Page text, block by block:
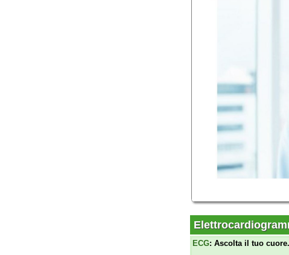
Elettrocardiogramma
: Ascolta il tuo cuore. Noi
Un piccolo gesto, un'informazione
veloce che rivela il linguaggio
il funzionamento del tuo organo
Non riesci a raggiungere il
Il nostro servizio di
casa tua. Se lo spostamento è un
diagnostica direttamente dove ti
Tecnologia all'avanguardia,
ultima generazione e inviato a un
tempestiva e una gestione